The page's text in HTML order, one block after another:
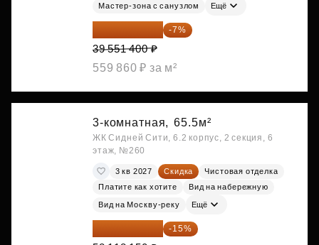
Мастер-зона с санузлом Ещё
36 782 802 ₽ -7%
39 551 400 ₽
559 860 ₽ за м²
3-комнатная, 65.5м²
ЖК Сидней Сити, 6.2 корпус, 2 секция, 6
этаж, №260
3 кв 2027 Скидка
Чистовая отделка
Платите как хотите
Вид на набережную
Вид на Москву-реку Ещё
49 400 428 ₽ -15%